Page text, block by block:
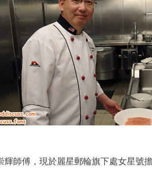
輝師傅，現於麗星郵輪旗下處女星號